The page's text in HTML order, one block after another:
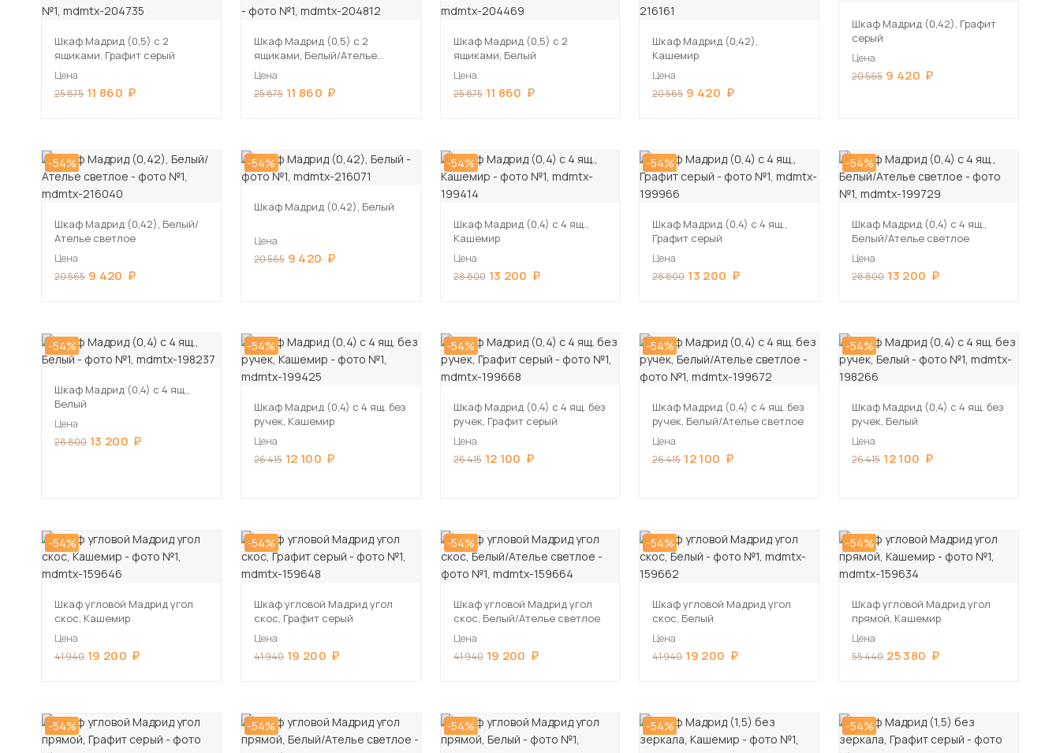
Шкаф Мадрид (0,5) с 2
ящиками, Графит серый
Цена
25 875 11 860
Шкаф Мадрид (0,5) с 2
ящиками, Белый/Ателье
светлое
Цена
25 875 11 860
Шкаф Мадрид (0,5) с 2
ящиками, Белый
Цена
25 875 11 860
Шкаф Мадрид (0,42),
Кашемир
Цена
20 565 9 420
Шкаф Мадрид (0,42), Графит
серый
Цена
20 565 9 420
-54%
Шкаф Мадрид (0,42), Белый/
Ателье светлое
Цена
20 565 9 420
-54%
Шкаф Мадрид (0,42), Белый
Цена
20 565 9 420
-54%
Шкаф Мадрид (0,4) с 4 ящ.,
Кашемир
Цена
28 800 13 200
-54%
Шкаф Мадрид (0,4) с 4 ящ.,
Графит серый
Цена
28 800 13 200
-54%
Шкаф Мадрид (0,4) с 4 ящ.,
Белый/Ателье светлое
Цена
28 800 13 200
-54%
Шкаф Мадрид (0,4) с 4 ящ.,
Белый
Цена
28 800 13 200
-54%
Шкаф Мадрид (0,4) с 4 ящ. без
ручек, Кашемир
Цена
26 415 12 100
-54%
Шкаф Мадрид (0,4) с 4 ящ. без
ручек, Графит серый
Цена
26 415 12 100
-54%
Шкаф Мадрид (0,4) с 4 ящ. без
ручек, Белый/Ателье светлое
Цена
26 415 12 100
-54%
Шкаф Мадрид (0,4) с 4 ящ. без
ручек, Белый
Цена
26 415 12 100
-54%
Шкаф угловой Мадрид угол
скос, Кашемир
Цена
41 940 19 200
-54%
Шкаф угловой Мадрид угол
скос, Графит серый
Цена
41 940 19 200
-54%
Шкаф угловой Мадрид угол
скос, Белый/Ателье светлое
Цена
41 940 19 200
-54%
Шкаф угловой Мадрид угол
скос, Белый
Цена
41 940 19 200
-54%
Шкаф угловой Мадрид угол
прямой, Кашемир
Цена
55 440 25 380
-54% -54% -54% -54% -54%